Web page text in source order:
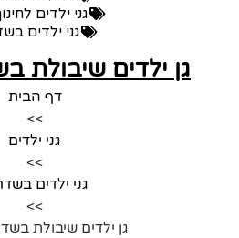
גני ילדים
גני ילדים
גן ילדים שיבולת
דף הבית
>>
גני ילדים
>>
גני ילדים
>>
גן ילדים שיבולת